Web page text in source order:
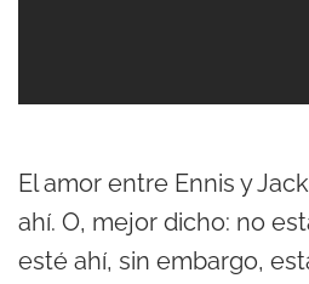
El amor entre Ennis y
ahí. O, mejor dicho: no
esté ahí, sin embargo,